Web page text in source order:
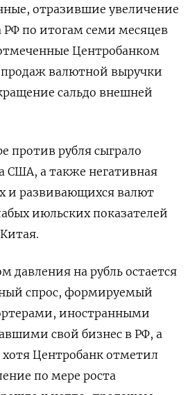
отразившие увеличение
по итогам семи месяцев
Центробанком
валютной выручки
сальдо внешней
против рубля сыграло
США, а также негативная
и развивающихся валют
июльских показателей
на рубль остается
спрос, формируемый
иностранными
свой бизнес в РФ, а
Центробанк отметил
по мере роста